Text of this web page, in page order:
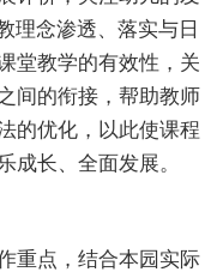
理念渗透、落实与日
堂教学的有效性，关
间的衔接，帮助教师
的优化，以此使课程
成长、全面发展。
重点，结合本园实际